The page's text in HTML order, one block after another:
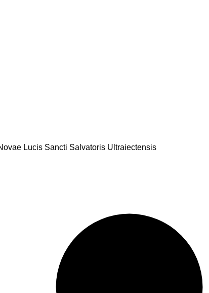
Lucis Sancti Salvatoris Ultraiectensis